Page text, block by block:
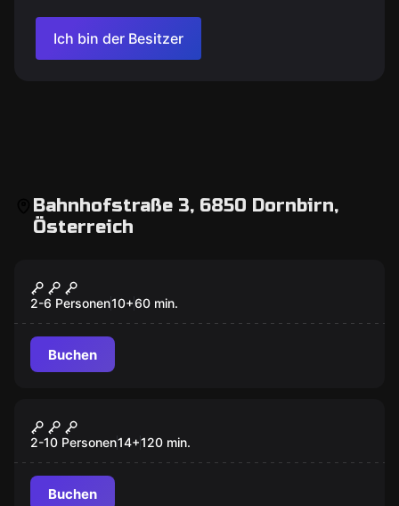
Ich bin der Besitzer
Bahnhofstraße 3, 6850 Dornbirn,
Österreich
Die Formel
2-6 Personen10+60 min.
Buchen
Operation Mindfall
2-10 Personen14+120 min.
Buchen